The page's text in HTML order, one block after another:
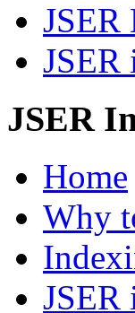
JSER
JSER
JSER
Home
Why